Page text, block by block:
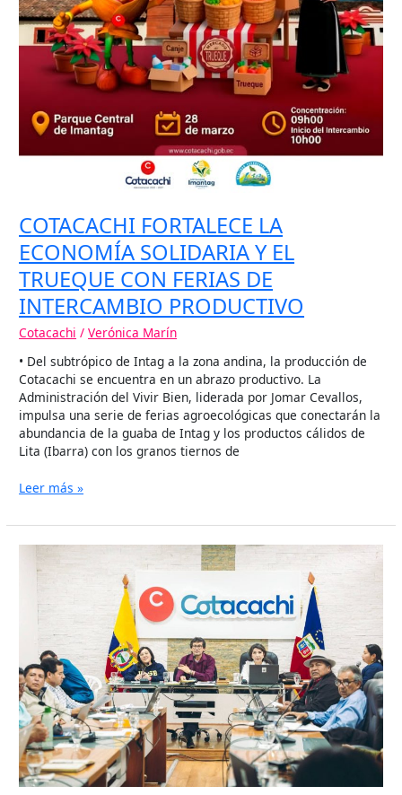
COTACACHI FORTALECE LA
ECONOMÍA SOLIDARIA Y EL
TRUEQUE CON FERIAS DE
INTERCAMBIO PRODUCTIVO
Cotacachi /Verónica Marín
• Del subtrópico de Intag a la zona andina, la producción de
Cotacachi se encuentra en un abrazo productivo. La
Administración del Vivir Bien, liderada por Jomar Cevallos,
impulsa una serie de ferias agroecológicas que conectarán la
abundancia de la guaba de Intag y los productos cálidos de
Lita (Ibarra) con los granos tiernos de
DE
INTERCAMBIO
PRODUCTIVO
Leer más »
COTACACHI
APRUEBA
PARA
INSTAURAR
SISTEMA
DE
ESTACIONAMIENTO
ROTATIVO
TARIFADO
EN
LA
ZONA